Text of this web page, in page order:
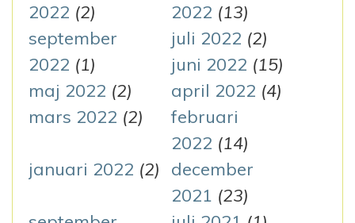
2022 (2)
2022 (13)
september
2022 (1)
juli 2022 (2)
juni 2022 (15)
maj 2022 (2) april 2022 (4)
mars 2022 (2)
februari
2022 (14)
januari 2022 (2)
december
2021 (23)